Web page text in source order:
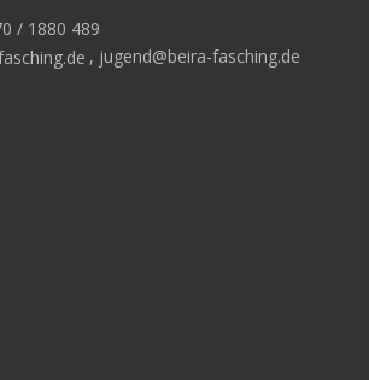
/ 1880 489
, jugend@beira-fasching.de